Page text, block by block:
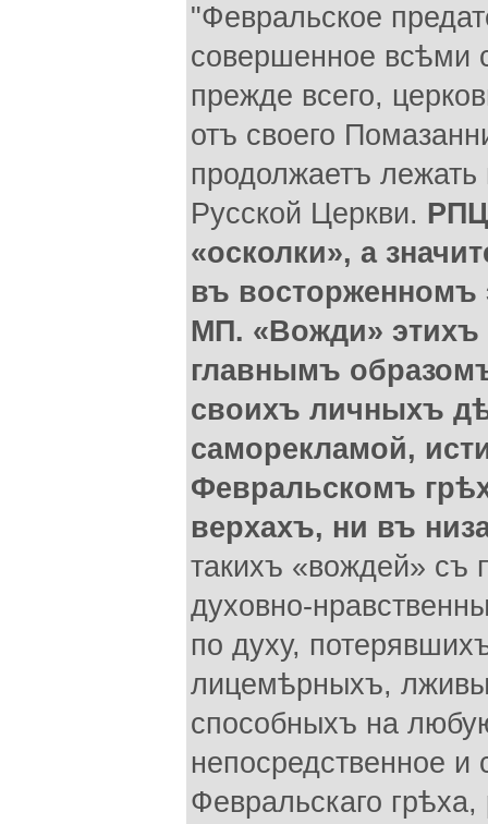
"Февральское
совершенное всѣми
прежде всего,
отъ своего
продолжаетъ
Русской Церкви.
«осколки», а
въ восторженномъ
МП. «Вожди» этихъ
главнымъ
своихъ личныхъ
саморекламой,
Февральскомъ
верхахъ, ни въ
такихъ «вождей» съ
духовно-
по духу,
лицемѣрныхъ,
способныхъ на
непосредственное и
Февральскаго